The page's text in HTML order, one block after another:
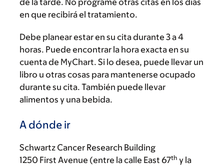
de la tarde. No programe otras citas en los días
en que recibirá el tratamiento.
Debe planear estar en su cita durante 3 a 4
horas. Puede encontrar la hora exacta en su
cuenta de MyChart. Si lo desea, puede llevar un
libro u otras cosas para mantenerse ocupado
durante su cita. También puede llevar
alimentos y una bebida.
A dónde ir
Schwartz Cancer Research Building
1250 First Avenue (entre la calle East 67th y la